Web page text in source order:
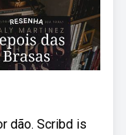
dão. Scribd is